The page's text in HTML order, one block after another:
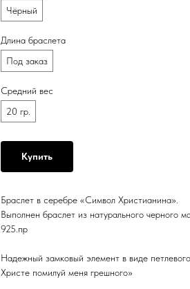
Чёрный
Длина браслета
Под заказ
Средний вес
20 гр.
Купить
Браслет в серебре «Символ Христианина».
Выполнен браслет из натурального черного
925.пр
Надежный замковый элемент в виде
Христе помилуй меня грешного»